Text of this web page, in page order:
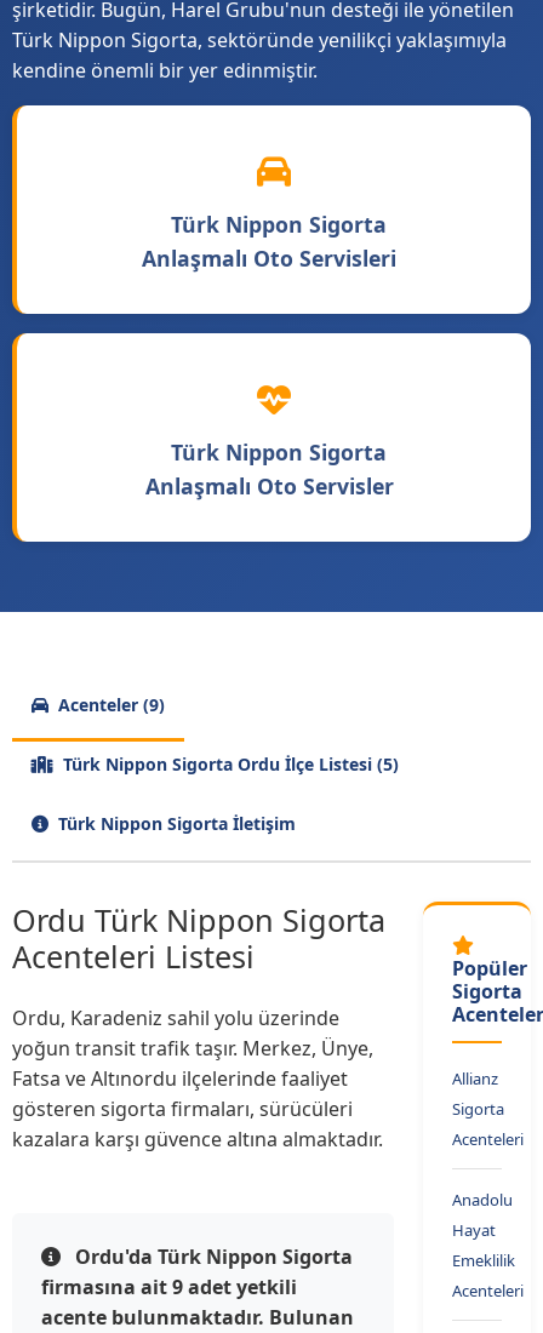
şirketidir. Bugün, Harel Grubu'nun desteği ile yönetilen
Türk Nippon Sigorta, sektöründe yenilikçi yaklaşımıyla
kendine önemli bir yer edinmiştir.
Türk Nippon Sigorta
Anlaşmalı Oto Servisleri
Türk Nippon Sigorta
Anlaşmalı Oto Servisler
Acenteler (9)
Türk Nippon Sigorta Ordu İlçe Listesi (5)
Türk Nippon Sigorta İletişim
Ordu Türk Nippon Sigorta
Acenteleri Listesi
Ordu, Karadeniz sahil yolu üzerinde
yoğun transit trafik taşır. Merkez, Ünye,
Fatsa ve Altınordu ilçelerinde faaliyet
gösteren sigorta firmaları, sürücüleri
kazalara karşı güvence altına almaktadır.
Ordu'da Türk Nippon Sigorta
firmasına ait 9 adet yetkili
acente bulunmaktadır. Bulunan
Popüler
Sigorta
Allianz
Sigorta
Acenteleri
Anadolu
Hayat
Emeklilik
Acenteleri